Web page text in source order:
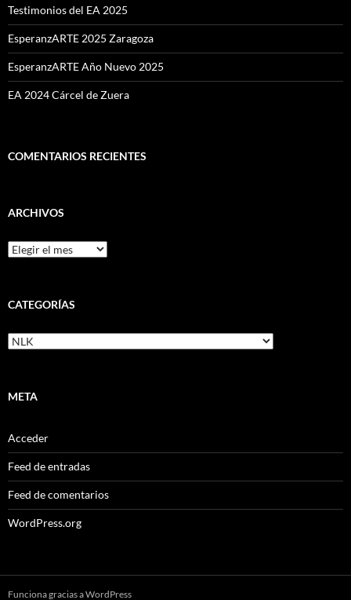
Testimonios del EA 2025
EsperanzARTE 2025 Zaragoza
EsperanzARTE Año Nuevo 2025
EA 2024 Cárcel de Zuera
COMENTARIOS RECIENTES
ARCHIVOS
Archivos
CATEGORÍAS
Categorías
META
Acceder
Feed de entradas
Feed de comentarios
WordPress.org
Funciona gracias a WordPress